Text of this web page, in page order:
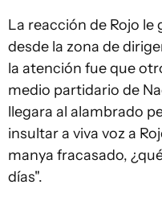
La reacción de Rojo
desde la zona de
la atención fue que
medio partidario de
llegara al alambrado
insultar a viva voz a
manya fracasado,
días".